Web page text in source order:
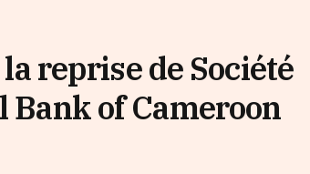
reprise de Société
Bank of Cameroon